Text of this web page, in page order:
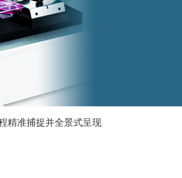
精准捕捉并全景式呈现